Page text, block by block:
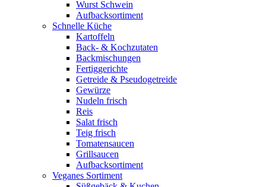
Wurst Schwein
Aufbacksortiment
Schnelle Küche
Kartoffeln
Back- & Kochzutaten
Backmischungen
Fertiggerichte
Getreide & Pseudogetreide
Gewürze
Nudeln frisch
Reis
Salat frisch
Teig frisch
Tomatensaucen
Grillsaucen
Aufbacksortiment
Veganes Sortiment